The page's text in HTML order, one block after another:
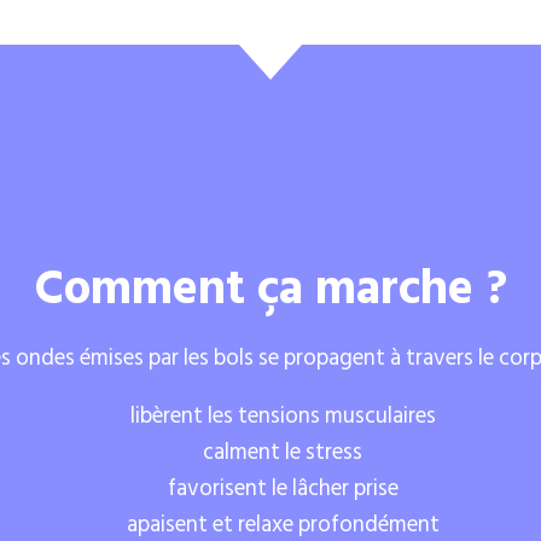
Comment ça marche ?
ondes émises par les bols se propagent à travers le
libèrent les tensions musculaires
calment le stress
favorisent le lâcher prise
apaisent et relaxe profondément